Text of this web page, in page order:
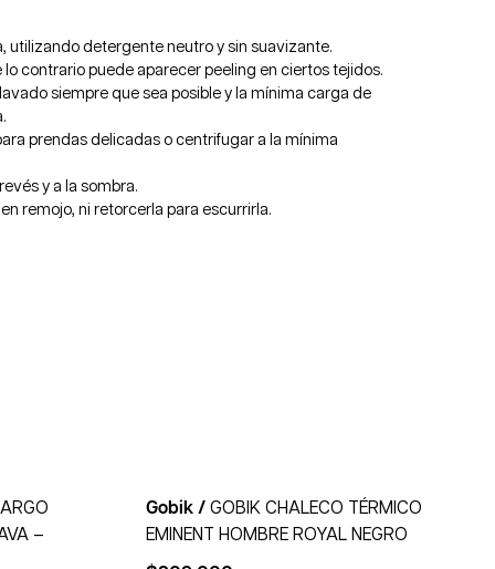
utilizando detergente neutro y sin suavizante.
lo contrario puede aparecer peeling en ciertos tejidos.
siempre que sea posible y la mínima carga de
prendas delicadas o centrifugar a la mínima
y a la sombra.
remojo, ni retorcerla para escurrirla.
–
Gobik / GOBIK CHALECO TÉRMICO
EMINENT HOMBRE ROYAL NEGRO